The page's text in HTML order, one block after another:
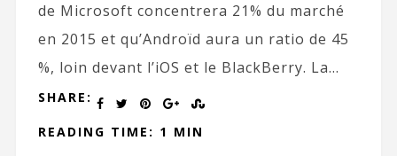
de Microsoft concentrera 21% du marché
en 2015 et qu’Androïd aura un ratio de 45
%, loin devant l’iOS et le BlackBerry. La...
SHARE:
READING TIME: 1 MIN